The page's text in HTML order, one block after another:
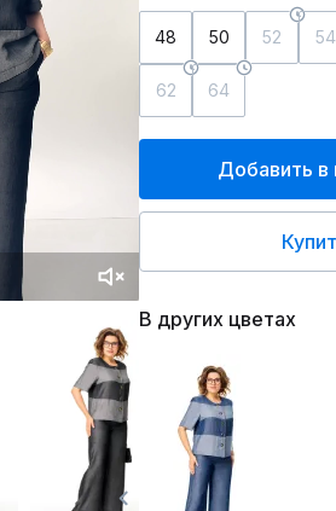
48 50 52 54
62 64
Добавить в
В других цветах